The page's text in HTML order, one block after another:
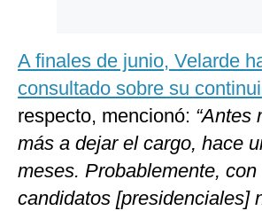
A finales de junio, Velarde
consultado sobre su
respecto, mencionó: “Antes
más a dejar el cargo, hace
meses. Probablemente, con
candidatos [presidenciales]